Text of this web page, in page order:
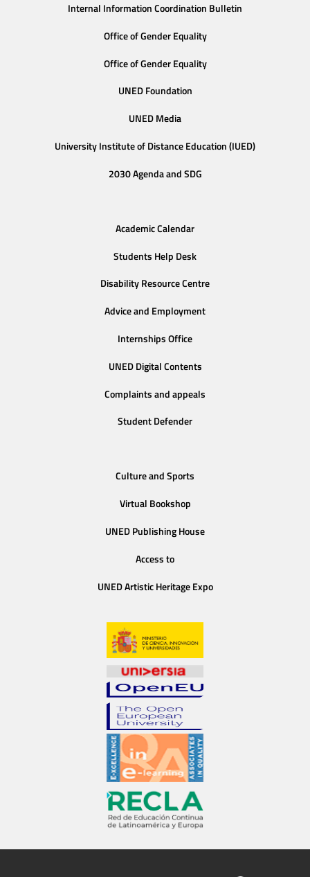
Internal Information Coordination Bulletin
Office of Gender Equality
Office of Gender Equality
UNED Foundation
UNED Media
University Institute of Distance Education (IUED)
2030 Agenda and SDG
Academic Calendar
Students Help Desk
Disability Resource Centre
Advice and Employment
Internships Office
UNED Digital Contents
Complaints and appeals
Student Defender
Culture and Sports
Virtual Bookshop
UNED Publishing House
Access to
UNED Artistic Heritage Expo